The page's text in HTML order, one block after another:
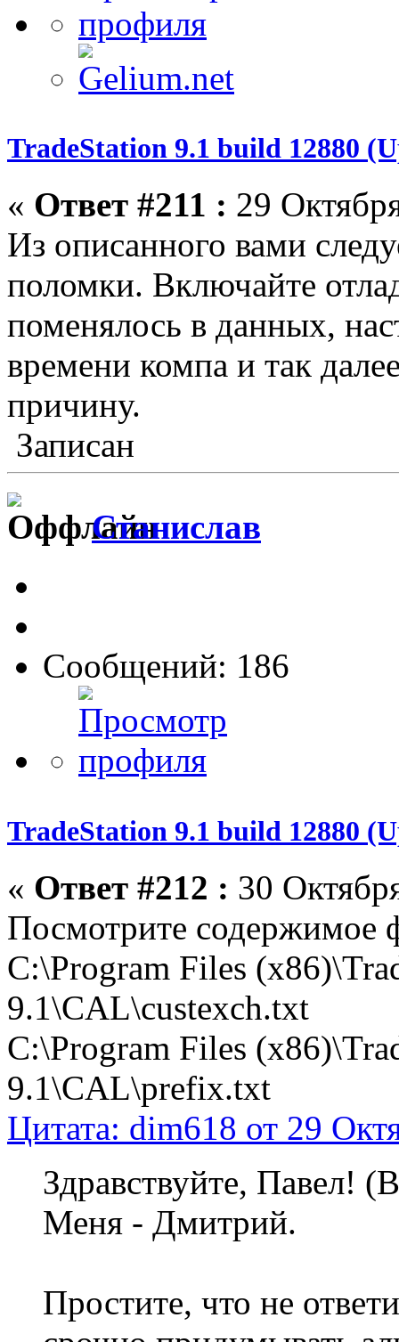
TradeStation 9.1 build 12880
« Ответ #211 : 29
Из описанного вами
поломки. Включайте
поменялось в данных,
времени компа и так
причину.
Записан
Станислав
Сообщений: 186
TradeStation 9.1 build 12880
« Ответ #212 : 30
Посмотрите содержимое
C:\Program Files
9.1\CAL\custexch.txt
C:\Program Files
9.1\CAL\prefix.txt
Цитата: dim618 от 29
Здравствуйте, Павел!
Меня - Дмитрий.
Простите, что не